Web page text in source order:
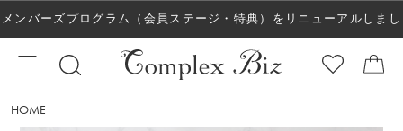
メンバーズプログラム（会員ステージ・特典）をリニューアルしまし
た！
HOME